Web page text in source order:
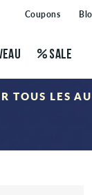
Coupons
SALE
LES
s'applique